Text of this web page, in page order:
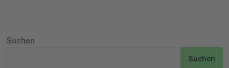
Suchen
Suchen